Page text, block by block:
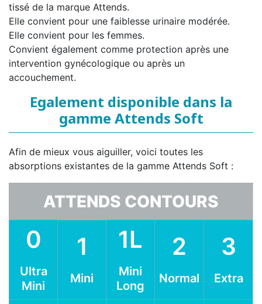
tissé de la marque Attends.
Elle convient pour une faiblesse urinaire modérée.
Elle convient pour les femmes.
Convient également comme protection après une
intervention gynécologique ou après un
accouchement.
Egalement disponible dans la
gamme Attends Soft
Afin de mieux vous aiguiller, voici toutes les
absorptions existantes de la gamme Attends Soft :
ATTENDS CONTOURS
0
Ultra
Mini
1
Mini
1L
Mini
Long
2
Normal
3
Extra